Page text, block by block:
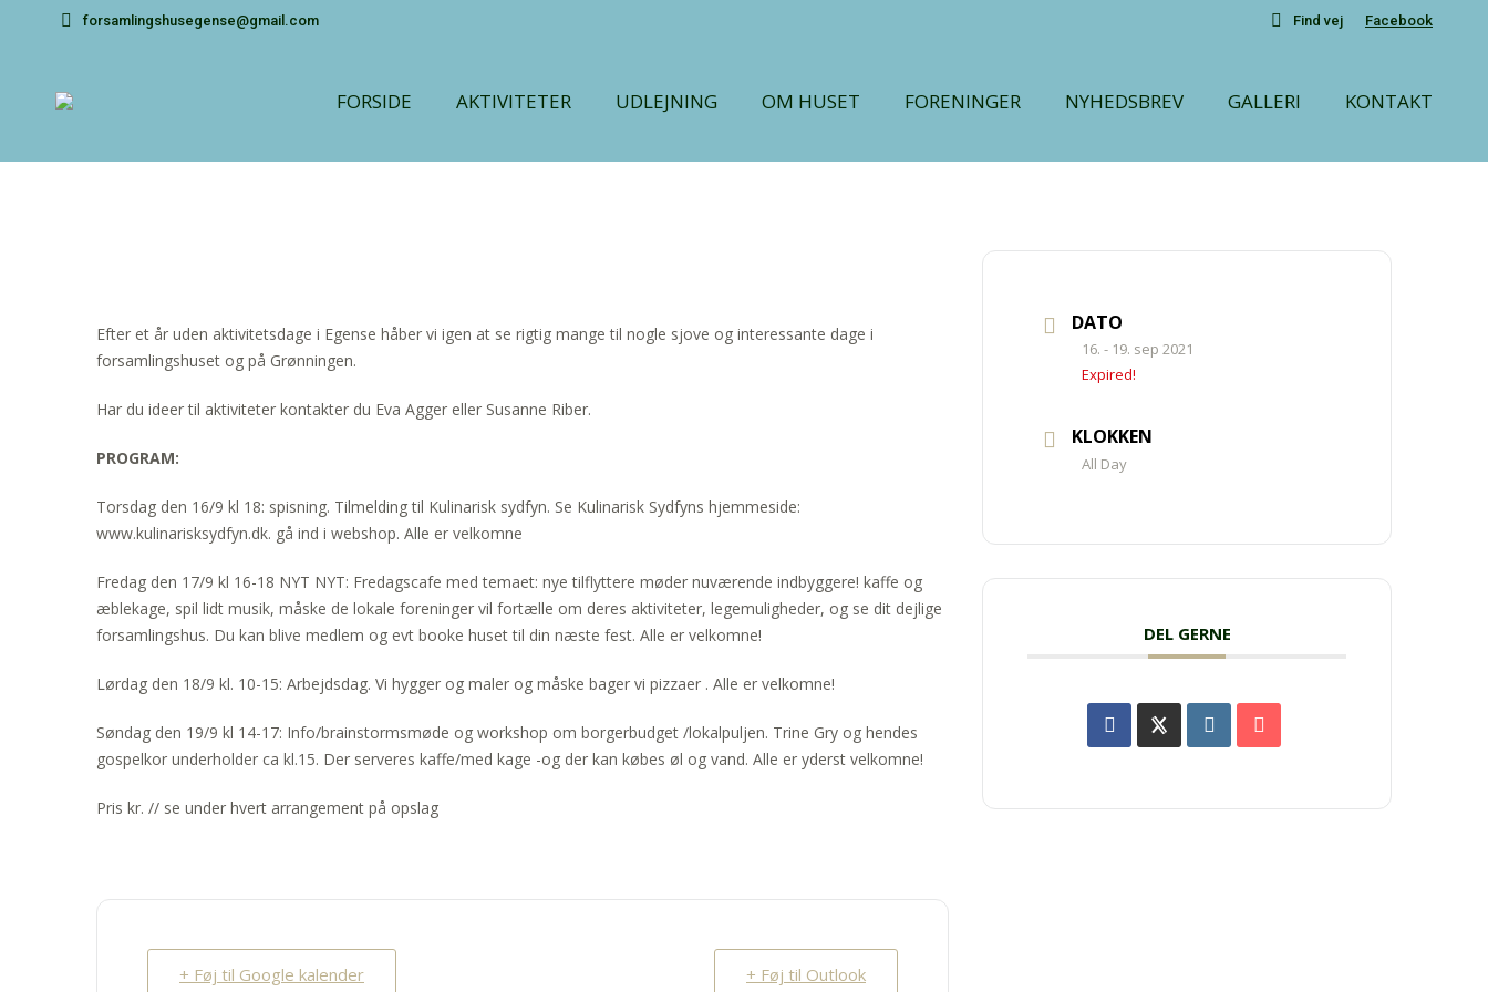
forsamlingshusegense@gmail.com Find vej Facebook
FORSIDE AKTIVITETER UDLEJNING OM HUSET FORENINGER NYHEDSBREV GALLERI KONTAKT
Efter et år uden aktivitetsdage i Egense håber vi igen at se rigtig mange til nogle sjove og interessante dage i
forsamlingshuset og på Grønningen.
Har du ideer til aktiviteter kontakter du Eva Agger eller Susanne Riber.
PROGRAM:
Torsdag den 16/9 kl 18: spisning. Tilmelding til Kulinarisk sydfyn. Se Kulinarisk Sydfyns hjemmeside:
www.kulinarisksydfyn.dk. gå ind i webshop. Alle er velkomne
Fredag den 17/9 kl 16-18 NYT NYT: Fredagscafe med temaet: nye tilflyttere møder nuværende indbyggere! kaffe og
æblekage, spil lidt musik, måske de lokale foreninger vil fortælle om deres aktiviteter, legemuligheder, og se dit dejlige
forsamlingshus. Du kan blive medlem og evt booke huset til din næste fest. Alle er velkomne!
Lørdag den 18/9 kl. 10-15: Arbejdsdag. Vi hygger og maler og måske bager vi pizzaer . Alle er velkomne!
Søndag den 19/9 kl 14-17: Info/brainstormsmøde og workshop om borgerbudget /lokalpuljen. Trine Gry og hendes
gospelkor underholder ca kl.15. Der serveres kaffe/med kage -og der kan købes øl og vand. Alle er yderst velkomne!
Pris kr. // se under hvert arrangement på opslag
+ Føj til Google kalender + Føj til Outlook
DATO
16. - 19. sep 2021
Expired!
KLOKKEN
All Day
DEL GERNE